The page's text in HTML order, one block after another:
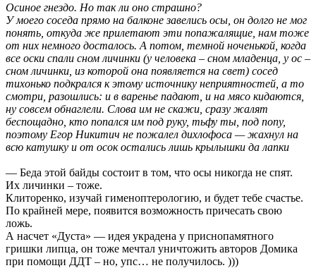
Осиное гнездо. Но так ли оно страшно?
У моего соседа прямо на балконе завелись осы, он долго не мог
понять, откуда же прилетают эти попажалящие, нам тоже
от них немного досталось. А потом, темной ноченькой, когда
все оски спали сном личинки (у человека – сном младенца, у ос –
сном личинки, из которой она появляется на свет) сосед
тихонько подкрался к этому источнику неприятностей, а то
смотри, разошлись: и в варенье падают, и на мясо кидаются,
ну совсем обнаглели. Слова им не скажи, сразу жалят
беспощадно, кто попался им под руку, тьфу ты, под попу,
поэтому Егор Никитич не пожалел дихлофоса — жахнул на
всю катушку и от осок остались лишь крылышки да лапки
— Беда этой байды состоит в том, что осы никогда не спят.
Их личинки – тоже.
Клиторенко, изучай гименоптерологию, и будет тебе счастье.
По крайней мере, появится возможность причесать свою
ложь.
А насчет «Дуста» — идея украдена у приснопамятного
гришки липца, он тоже мечтал уничтожить авторов Домика
при помощи ДДТ – но, упс… не получилось. )))